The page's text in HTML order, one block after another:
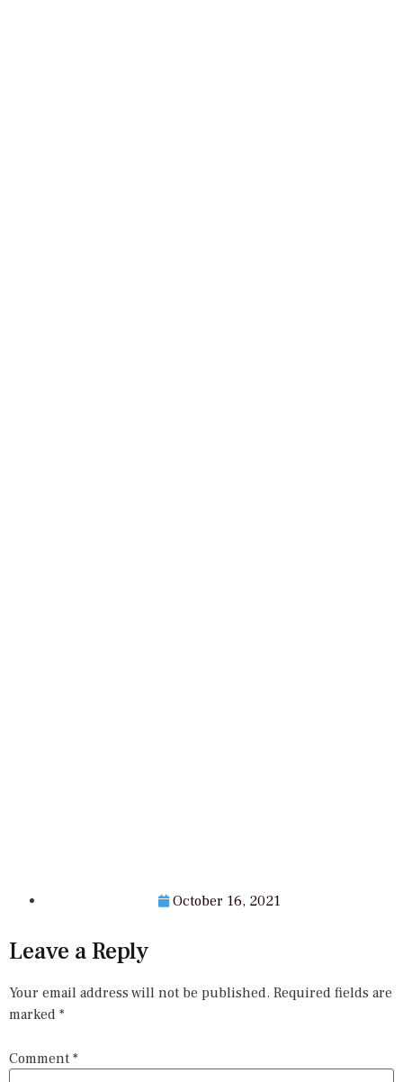
October 16, 2021
Leave a Reply
Your email address will not be published. Required fields are
marked *
Comment *